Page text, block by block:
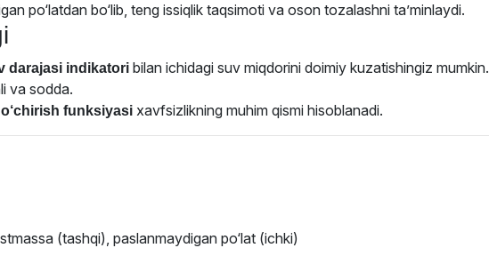
po‘latdan bo‘lib, teng issiqlik taqsimoti va oson tozalashni ta’minlaydi.
darajasi indikatori bilan ichidagi suv miqdorini doimiy kuzatishingiz mumkin.
va sodda.
funksiyasi xavfsizlikning muhim qismi hisoblanadi.
(tashqi), paslanmaydigan po‘lat (ichki)